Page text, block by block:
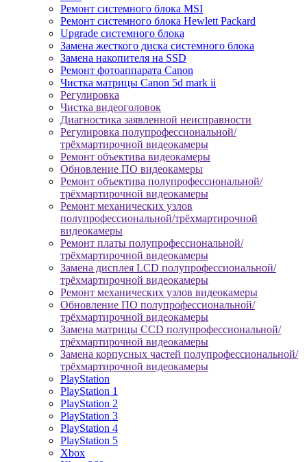
Ремонт системного блока MSI
Ремонт системного блока Hewlett Packard
Upgrade системного блока
Замена жесткого диска системного блока
Замена накопителя на SSD
Ремонт фотоаппарата Canon
Чистка матрицы Canon 5d mark ii
Регулировка
Чистка видеоголовок
Диагностика заявленной неисправности
Регулировка полупрофессиональной/
трёхмартирочной видеокамеры
Ремонт объектива видеокамеры
Обновление ПО видеокамеры
Ремонт объектива полупрофессиональной/
трёхмартирочной видеокамеры
Ремонт механических узлов
полупрофессиональной/трёхмартирочной
видеокамеры
Ремонт платы полупрофессиональной/
трёхмартирочной видеокамеры
Замена дисплея LCD полупрофессиональной/
трёхмартирочной видеокамеры
Ремонт механических узлов видеокамеры
Обновление ПО полупрофессиональной/
трёхмартирочной видеокамеры
Замена матрицы CCD полупрофессиональной/
трёхмартирочной видеокамеры
Замена корпусных частей полупрофессиональной/
трёхмартирочной видеокамеры
PlayStation
PlayStation 1
PlayStation 2
PlayStation 3
PlayStation 4
PlayStation 5
Xbox